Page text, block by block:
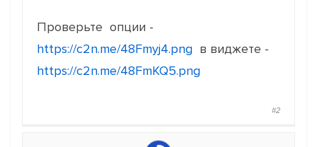
Проверьте опции -
https://c2n.me/48Fmyj4.png в виджете -
https://c2n.me/48FmKQ5.png
#2